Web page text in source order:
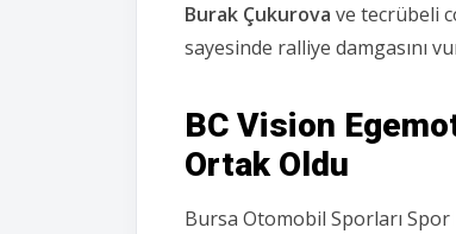
Burak Çukurova ve tecrübeli
sayesinde ralliye damgasını
BC Vision
Ortak Oldu
Bursa Otomobil Sporları Spor